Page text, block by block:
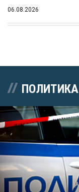
06.08.2026
ПОЛИТИКА